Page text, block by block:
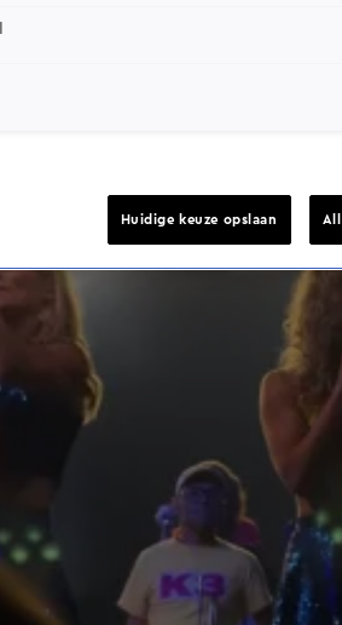
Huidige keuze opslaan